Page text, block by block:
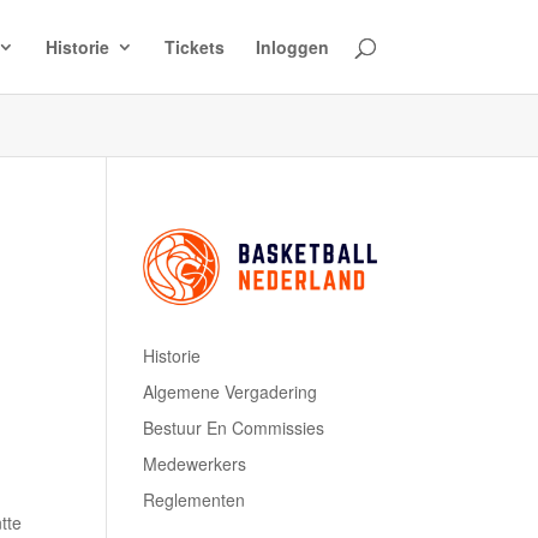
Historie Tickets Inloggen
Historie
Algemene Vergadering
Bestuur En Commissies
Medewerkers
Reglementen